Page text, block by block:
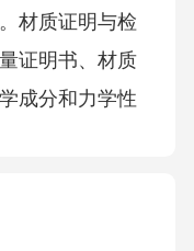
材质证明与检
证明书、材质
成分和力学性
材和焊接材料